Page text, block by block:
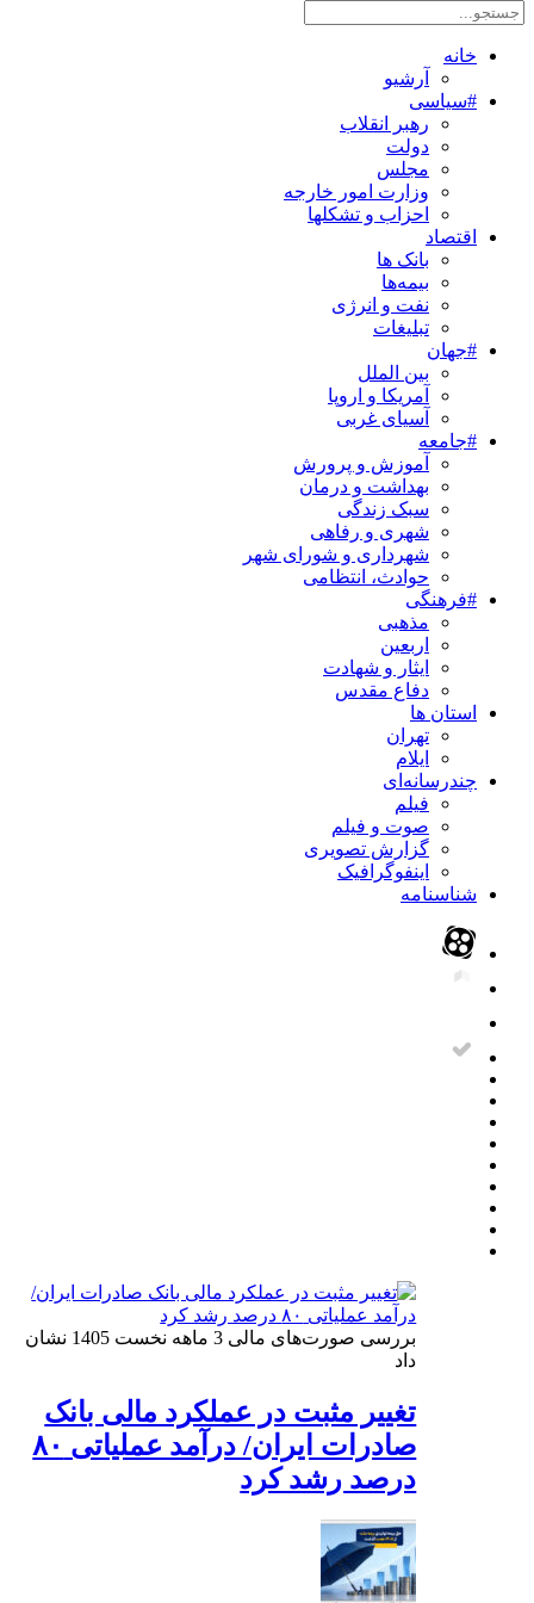
خانه
آرشیو
#سیاسی
رهبر انقلاب
دولت
مجلس
وزارت امور خارجه
احزاب و تشکلها
اقتصاد
بانک ها
بیمه‌ها
نفت و انرژی
تبلیغات
#جهان
بین الملل
آمریکا و اروپا
آسیای غربی
#جامعه
آموزش و پرورش
بهداشت و درمان
سبک زندگی
شهری و رفاهی
شهرداری و شورای شهر
حوادث، انتظامی
#فرهنگی
مذهبی
اربعین
ایثار و شهادت
دفاع مقدس
استان ها
تهران
ایلام
چندرسانه‌ای
فیلم
صوت و فیلم
گزارش تصویری
اینفوگرافیک
شناسنامه
بررسی صورت‌های مالی 3 ماهه نخست 1405 نشان
داد
تغییر مثبت در عملکرد مالی بانک
صادرات ایران/ درآمد عملیاتی ۸۰
درصد رشد کرد